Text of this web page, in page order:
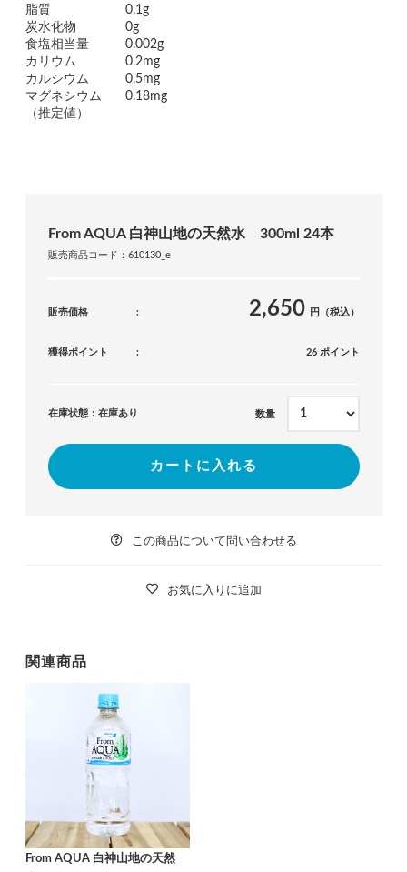
脂質
0.1g
炭水化物
0g
食塩相当量
0.002g
カリウム
0.2mg
カルシウム
0.5mg
マグネシウム
0.18mg
（推定値）
From AQUA 白神山地の天然水 300ml 24本
販売商品コード：610130_e
販売価格 2,650 円（税込）
獲得ポイント 26 ポイント
在庫状態：在庫あり 数量
カートに入れる
この商品について問い合わせる
お気に入りに追加
関連商品
From AQUA 白神山地の天然